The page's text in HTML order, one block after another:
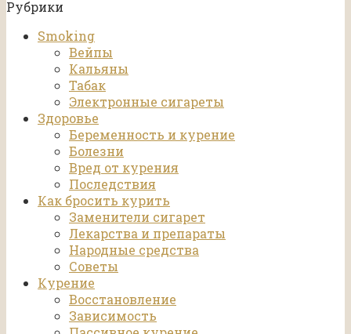
Рубрики
Smoking
Вейпы
Кальяны
Табак
Электронные сигареты
Здоровье
Беременность и курение
Болезни
Вред от курения
Последствия
Как бросить курить
Заменители сигарет
Лекарства и препараты
Народные средства
Советы
Курение
Восстановление
Зависимость